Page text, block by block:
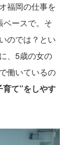
福岡の仕事を
ベースで。そ
のでは？とい
、5歳の女の
働いているの
て”をしやす